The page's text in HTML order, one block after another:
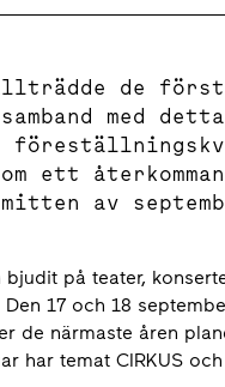
de
med
ett
av
bjudit på teater,
17 och 18
de närmaste åren
har temat CIRKUS